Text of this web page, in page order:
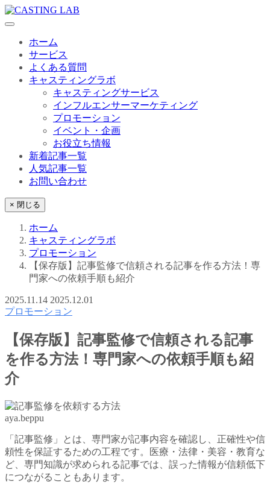
ホーム
サービス
よくある質問
キャスティングラボ
キャスティングサービス
インフルエンサーマーケティング
プロモーション
イベント・企画
お役立ち情報
新着記事一覧
人気記事一覧
お問い合わせ
× 閉じる
ホーム
キャスティングラボ
プロモーション
【保存版】記事監修で信頼される記事を作る方法！専
門家への依頼手順も紹介
2025.11.14 2025.12.01
プロモーション
【保存版】記事監修で信頼される記事
を作る方法！専門家への依頼手順も紹
介
aya.beppu
「記事監修」とは、専門家が記事内容を確認し、正確性や信
頼性を保証するための工程です。医療・法律・美容・教育な
ど、専門知識が求められる記事では、誤った情報が信頼低下
につながることもあります。